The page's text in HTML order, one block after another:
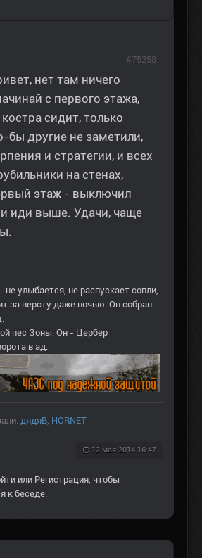
нет там ничего
с первого этажа,
сидит, только
бы другие не заметили,
и стратегии, и всех
на стенах,
этаж - выключил
и иди выше. Удачи, чаще
не улыбается, не распускает сопли,
за версту даже ночью. Он собран
пес Зоны. Он - Цербер
в ад.
дядяВ, HORNET
12 мая 2014 16:47
#75258
или Регистрация, чтобы
к беседе.